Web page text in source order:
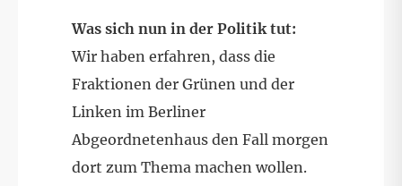
Was sich nun in der Politik tut:
Wir haben erfahren, dass die
Fraktionen der Grünen und der
Linken im Berliner
Abgeordnetenhaus den Fall morgen
dort zum Thema machen wollen.